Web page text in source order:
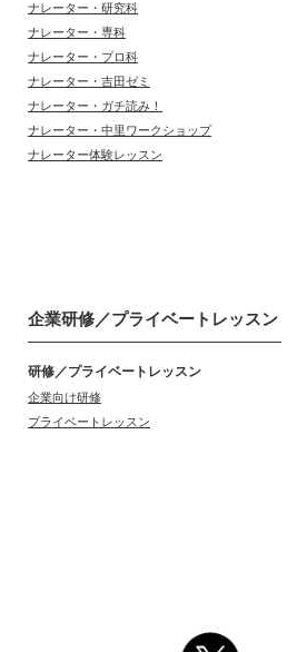
ナレーター・研究科
ナレーター・専科
ナレーター・プロ科
ナレーター・吉田ゼミ
ナレーター・ガチ読み！
ナレーター・中里ワークショップ
ナレーター体験レッスン
企業研修／プライベートレッスン
研修／プライベートレッスン
企業向け研修
プライベートレッスン